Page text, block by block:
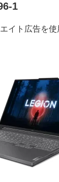
1
イト広告を使